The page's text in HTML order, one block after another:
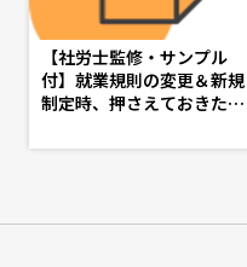
【社労士監修・サンプル
付】就業規則の変更＆新規
制定時、押さえておきたい
（dsj）- 理想の人事へ、シ